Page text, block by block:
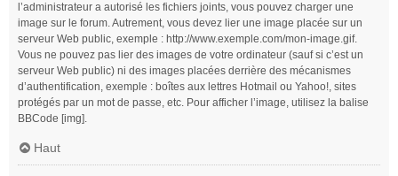
l’administrateur a autorisé les fichiers joints, vous pouvez charger une
image sur le forum. Autrement, vous devez lier une image placée sur un
serveur Web public, exemple : http://www.exemple.com/mon-image.gif.
Vous ne pouvez pas lier des images de votre ordinateur (sauf si c’est un
serveur Web public) ni des images placées derrière des mécanismes
d’authentification, exemple : boîtes aux lettres Hotmail ou Yahoo!, sites
protégés par un mot de passe, etc. Pour afficher l’image, utilisez la balise
BBCode [img].
Haut